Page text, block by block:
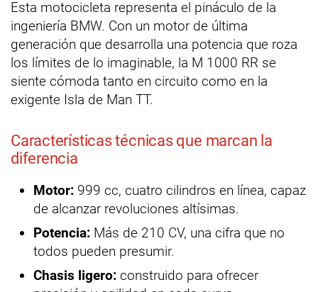
Esta motocicleta representa el pináculo de la
ingeniería BMW. Con un motor de última
generación que desarrolla una potencia que roza
los límites de lo imaginable, la M 1000 RR se
siente cómoda tanto en circuito como en la
exigente Isla de Man TT.
Características técnicas que marcan la
diferencia
Motor: 999 cc, cuatro cilindros en línea, capaz
de alcanzar revoluciones altísimas.
Potencia: Más de 210 CV, una cifra que no
todos pueden presumir.
Chasis ligero: construido para ofrecer